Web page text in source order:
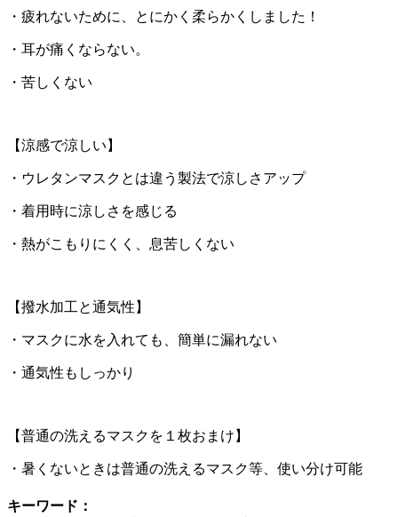
・疲れないために、とにかく柔らかくしました！
・耳が痛くならない。
・苦しくない
【涼感で涼しい】
・ウレタンマスクとは違う製法で涼しさアップ
・着用時に涼しさを感じる
・熱がこもりにくく、息苦しくない
【撥水加工と通気性】
・マスクに水を入れても、簡単に漏れない
・通気性もしっかり
【普通の洗えるマスクを１枚おまけ】
・暑くないときは普通の洗えるマスク等、使い分け可能
キーワード：